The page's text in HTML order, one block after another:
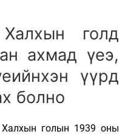
голд
ахмад үеэ,
үүрд
болно
Халхын голын 1939 оны